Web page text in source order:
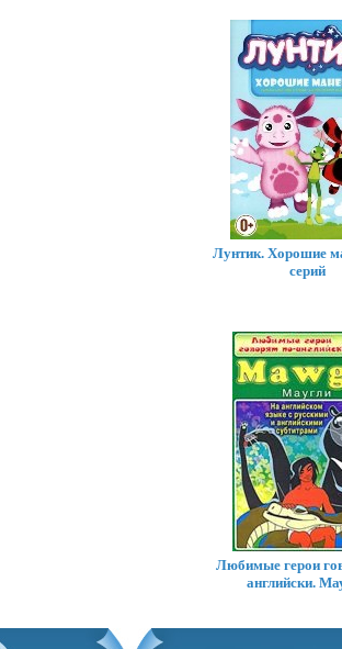
Лунтик. Хорошие
серий
Любимые герои
английски.